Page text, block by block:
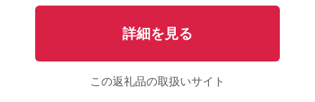
詳細を見る
この返礼品の取扱いサイト